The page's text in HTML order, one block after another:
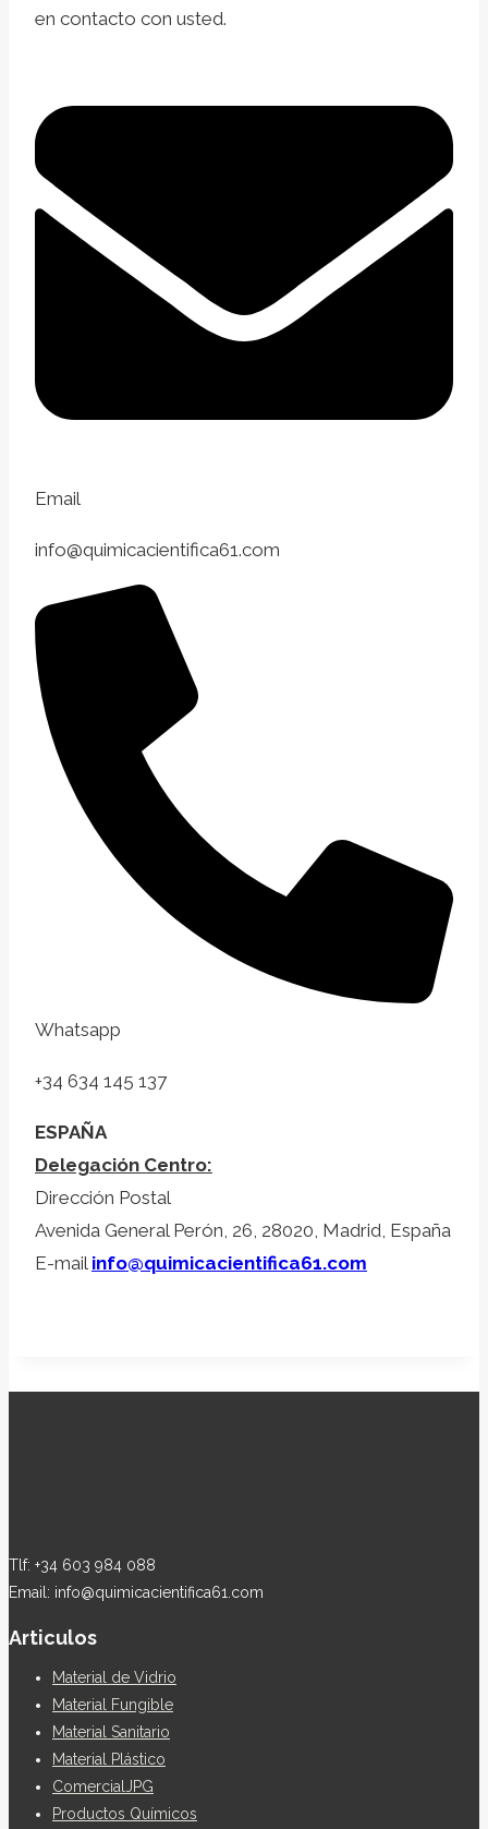
en contacto con usted.
Email
info@quimicacientifica61.com
Whatsapp
+34 634 145 137
ESPAÑA
Delegación Centro:
Dirección Postal
Avenida General Perón, 26, 28020, Madrid, España
E-mail info@quimicacientifica61.com
Tlf: +34 603 984 088
Email: info@quimicacientifica61.com
Articulos
Material de Vidrio
Material Fungible
Material Sanitario
Material Plástico
ComercialJPG
Productos Químicos